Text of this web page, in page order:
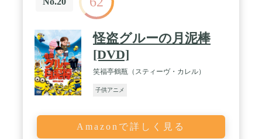
怪盗グルーの月泥棒
[DVD]
笑福亭鶴瓶（スティーヴ・カレル）
子供アニメ
Amazonで詳しく見る